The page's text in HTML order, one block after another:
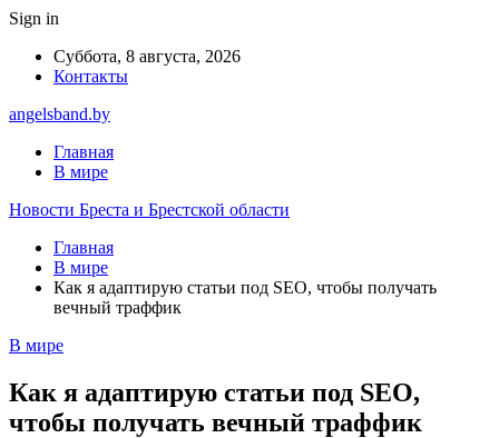
Sign in
Суббота, 8 августа, 2026
Контакты
angelsband.by
Главная
В мире
Новости Бреста и Брестской области
Главная
В мире
Как я адаптирую статьи под SEO, чтобы получать
вечный траффик
В мире
Как я адаптирую статьи под SEO,
чтобы получать вечный траффик